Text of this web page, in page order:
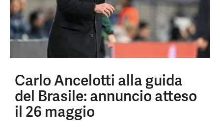
Carlo Ancelotti alla guida
del Brasile: annuncio atteso
il 26 maggio